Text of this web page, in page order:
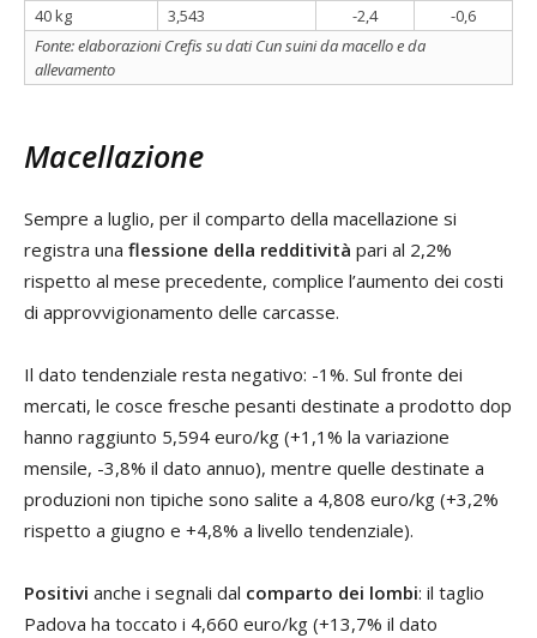
40 kg
3,543 -2,4
-0,6
Fonte: elaborazioni Crefis su dati Cun suini da macello e da
allevamento
Macellazione
Sempre a luglio, per il comparto della macellazione si
registra una flessione della redditività pari al 2,2%
rispetto al mese precedente, complice l’aumento dei costi
di approvvigionamento delle carcasse.
Il dato tendenziale resta negativo: -1%. Sul fronte dei
mercati, le cosce fresche pesanti destinate a prodotto dop
hanno raggiunto 5,594 euro/kg (+1,1% la variazione
mensile, -3,8% il dato annuo), mentre quelle destinate a
produzioni non tipiche sono salite a 4,808 euro/kg (+3,2%
rispetto a giugno e +4,8% a livello tendenziale).
Positivi anche i segnali dal comparto dei lombi: il taglio
Padova ha toccato i 4,660 euro/kg (+13,7% il dato